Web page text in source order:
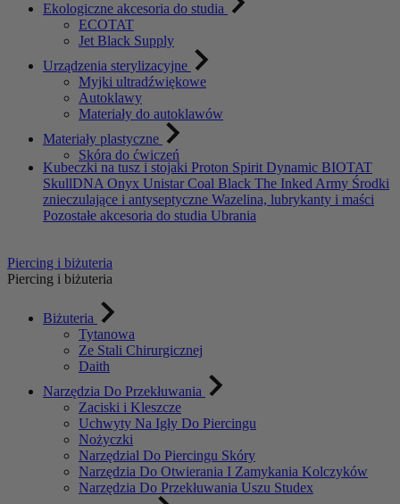
Ekologiczne akcesoria do studia
ECOTAT
Jet Black Supply
Urządzenia sterylizacyjne
Myjki ultradźwiękowe
Autoklawy
Materiały do autoklawów
Materiały plastyczne
Skóra do ćwiczeń
Kubeczki na tusz i stojaki Proton Spirit Dynamic BIOTAT
SkullDNA Onyx Unistar Coal Black The Inked Army Środki
znieczulające i antyseptyczne Wazelina, lubrykanty i maści
Pozostałe akcesoria do studia Ubrania
Piercing i biżuteria
Piercing i biżuteria
Biżuteria
Tytanowa
Ze Stali Chirurgicznej
Daith
Narzędzia Do Przekłuwania
Zaciski i Kleszcze
Uchwyty Na Igły Do Piercingu
Nożyczki
Narzędzial Do Piercingu Skóry
Narzędzia Do Otwierania I Zamykania Kolczyków
Narzędzia Do Przekłuwania Uszu Studex